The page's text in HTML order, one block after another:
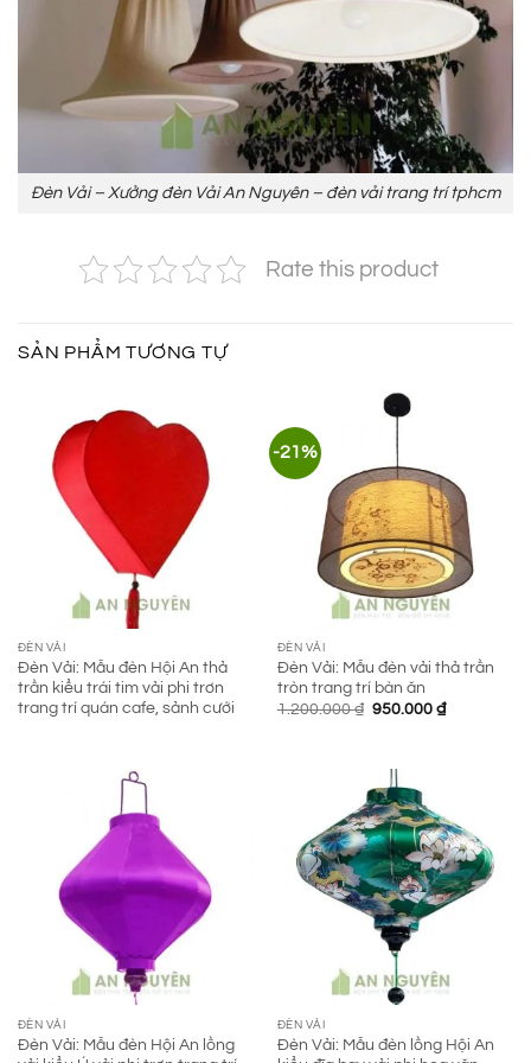
Đèn Vải – Xưởng đèn Vải An Nguyên – đèn vải trang trí tphcm
Rate this product
SẢN PHẨM TƯƠNG TỰ
ĐÈN VẢI
Đèn Vải: Mẫu đèn Hội An thả
trần kiểu trái tim vải phi trơn
trang trí quán cafe, sảnh cưới
-21%
ĐÈN VẢI
Đèn Vải: Mẫu đèn vải thả trần
tròn trang trí bàn ăn
1.200.000₫ Giá
950.000 ₫Giá
ĐÈN VẢI
Đèn Vải: Mẫu đèn Hội An lồng
ĐÈN VẢI
Đèn Vải: Mẫu đèn lồng Hội An